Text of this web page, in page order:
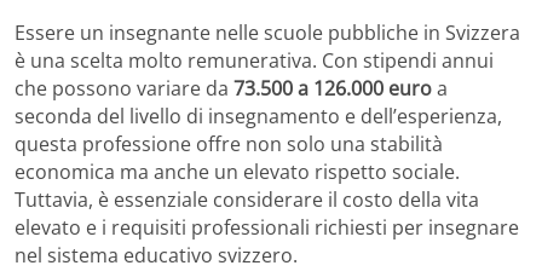
Essere un insegnante nelle scuole pubbliche in Svizzera
è una scelta molto remunerativa. Con stipendi annui
che possono variare da 73.500 a 126.000 euroa
seconda del livello di insegnamento e dell’esperienza,
questa professione offre non solo una stabilità
economica ma anche un elevato rispetto sociale.
Tuttavia, è essenziale considerare il costo della vita
elevato e i requisiti professionali richiesti per insegnare
nel sistema educativo svizzero.